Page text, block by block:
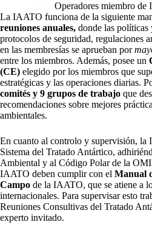
Operadores miembro de
La IAATO funciona de la siguiente
reuniones anuales, donde las políticas
protocolos de seguridad, regulaciones
en las membresías se aprueban por
entre los miembros. Además, posee un
(CE) elegido por los miembros que
estratégicas y las operaciones diarias.
comités y 9 grupos de trabajo que
recomendaciones sobre mejores
ambientales.
En cuanto al controlo y supervisión, la
Sistema del Tratado Antártico,
Ambiental y al Código Polar de la OMI
IAATO deben cumplir con el Manual
Campo de la IAATO, que se atiene a
internacionales. Para supervisar esto
Reuniones Consultivas del Tratado
experto invitado.